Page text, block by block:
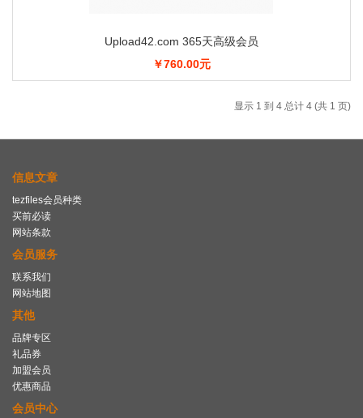
Upload42.com 365天高级会员
￥760.00元
显示 1 到 4 总计 4 (共 1 页)
信息文章
tezfiles会员种类
买前必读
网站条款
会员服务
联系我们
网站地图
其他
品牌专区
礼品券
加盟会员
优惠商品
会员中心